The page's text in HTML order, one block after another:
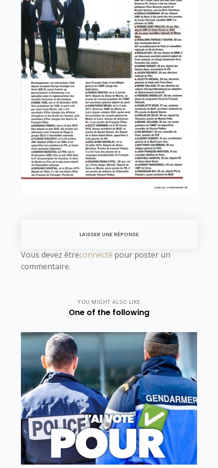
LAISSER UNE RÉPONSE
Vous devez êtreconnecté pour poster un
commentaire.
YOU MIGHT ALSO LIKE
One of the following